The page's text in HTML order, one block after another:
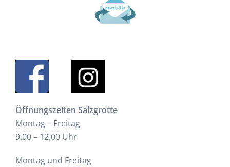
Öffnungszeiten Salzgrotte
Montag – Freitag
9.00 – 12.00 Uhr
Montag und Freitag